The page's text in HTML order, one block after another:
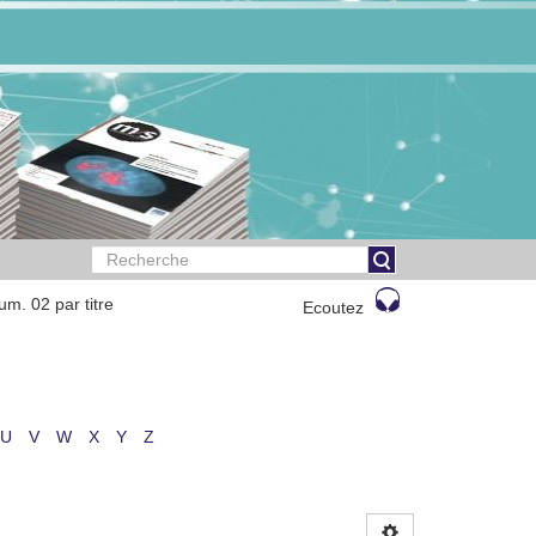
02 par titre Ecoutez
U V W X Y Z